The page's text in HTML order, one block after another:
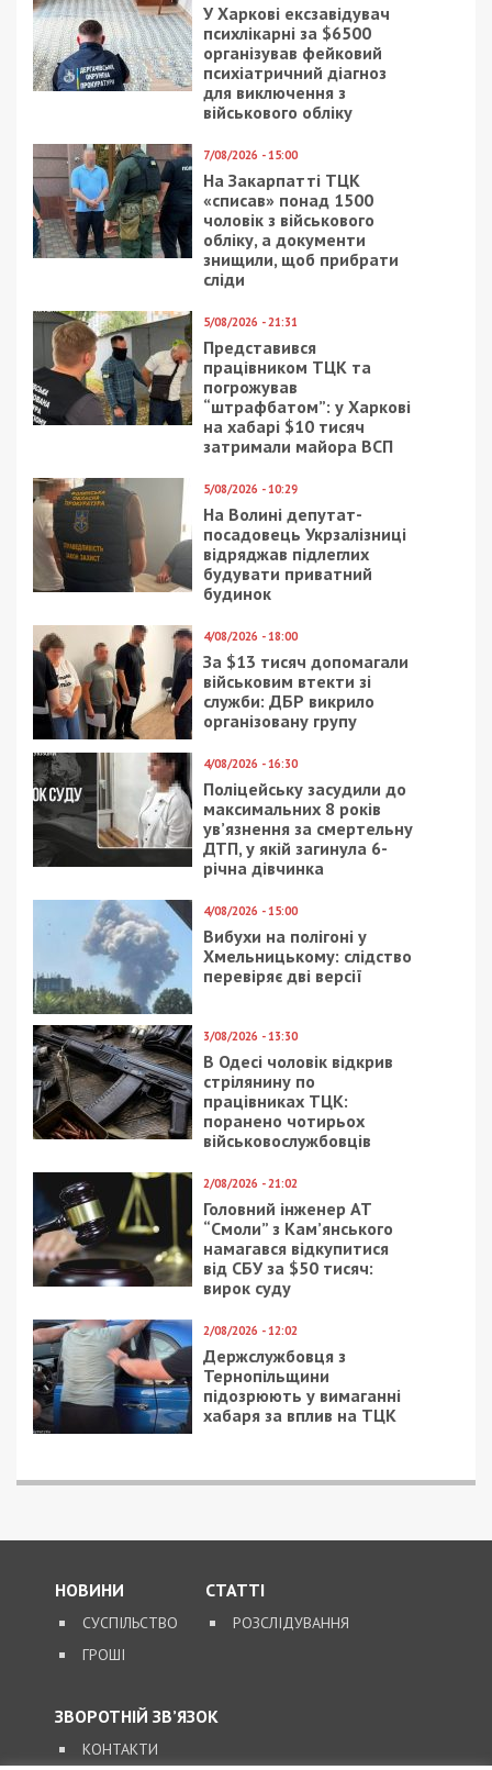
У Харкові ексзавідувач
психлікарні за $6500
організував фейковий
психіатричний діагноз
для виключення з
військового обліку
7/08/2026 - 15:00
На Закарпатті ТЦК
«списав» понад 1500
чоловік з військового
обліку, а документи
знищили, щоб прибрати
сліди
5/08/2026 - 21:31
Представився
працівником ТЦК та
погрожував
“штрафбатом”: у Харкові
на хабарі $10 тисяч
затримали майора ВСП
5/08/2026 - 10:29
На Волині депутат-
посадовець Укрзалізниці
відряджав підлеглих
будувати приватний
будинок
4/08/2026 - 18:00
За $13 тисяч допомагали
військовим втекти зі
служби: ДБР викрило
організовану групу
4/08/2026 - 16:30
Поліцейську засудили до
максимальних 8 років
ув’язнення за смертельну
ДТП, у якій загинула 6-
річна дівчинка
4/08/2026 - 15:00
Вибухи на полігоні у
Хмельницькому: слідство
перевіряє дві версії
3/08/2026 - 13:30
В Одесі чоловік відкрив
стрілянину по
працівниках ТЦК:
поранено чотирьох
військовослужбовців
2/08/2026 - 21:02
Головний інженер АТ
“Смоли” з Кам’янського
намагався відкупитися
від СБУ за $50 тисяч:
вирок суду
2/08/2026 - 12:02
Держслужбовця з
Тернопільщини
підозрюють у вимаганні
хабаря за вплив на ТЦК
НОВИНИ
СУСПІЛЬСТВО
ГРОШІ
СТАТТІ
РОЗСЛІДУВАННЯ
ЗВОРОТНІЙ ЗВ’ЯЗОК
КОНТАКТИ